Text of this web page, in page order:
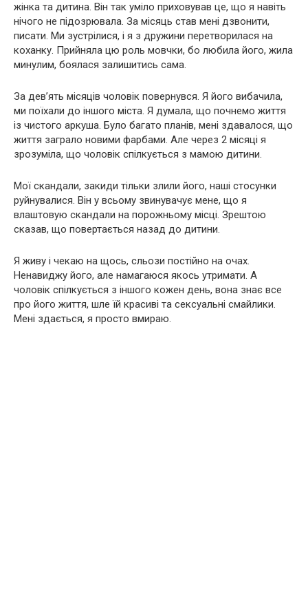
жінка та дитина. Він так уміло приховував це, що я навіть
нічого не підозрювала. За місяць став мені дзвонити,
писати. Ми зустрілися, і я з дружини перетворилася на
коханку. Прийняла цю роль мовчки, бо любила його, жила
минулим, боялася залишитись сама.
За дев’ять місяців чоловік повернувся. Я його вибачила,
ми поїхали до іншого міста. Я думала, що почнемо життя
із чистого аркуша. Було багато планів, мені здавалося, що
життя заграло новими фарбами. Але через 2 місяці я
зрозуміла, що чоловік спілкується з мамою дитини.
Мої скандали, закиди тільки злили його, наші стосунки
руйнувалися. Він у всьому звинувачує мене, що я
влаштовую скандали на порожньому місці. Зрештою
сказав, що повертається назад до дитини.
Я живу і чекаю на щось, сльози постійно на очах.
Ненавиджу його, але намагаюся якось утримати. А
чоловік спілкується з іншого кожен день, вона знає все
про його життя, шле їй красиві та сексуальні смайлики.
Мені здається, я просто вмираю.